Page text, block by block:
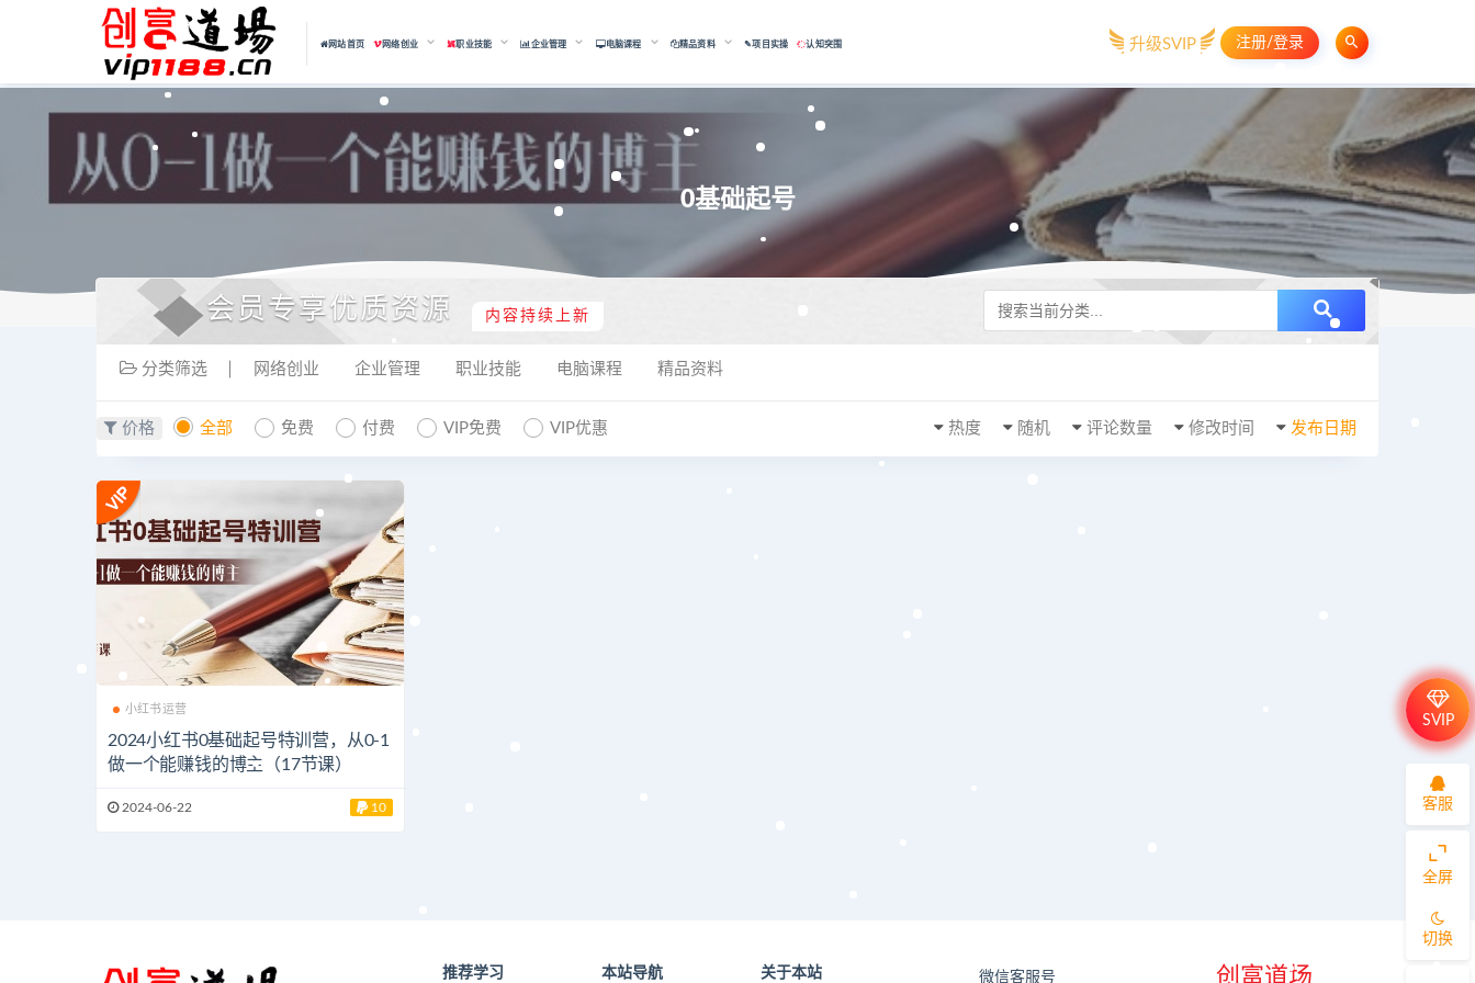
网站首页 网络创业 职业技能 企业管理 电脑课程 精品资料 ✎项目实操 认知突围 升级SVIP 注册/登录
0基础起号
会员专享优质资源 内容持续上新
分类筛选 网络创业 企业管理 职业技能 电脑课程 精品资料
价格 全部 免费 付费 VIP免费 VIP优惠 发布日期
修改时间
评论数量
随机
热度
小红书运营
2024小红书0基础起号特训营，从0-1
做一个能赚钱的博主（17节课）
2024-06-22 10
推荐学习 本站导航 关于本站 微信客服号 创富道场
SVIP
客服
全屏
切换